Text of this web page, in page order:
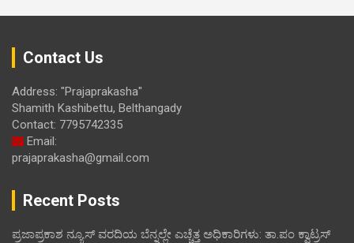
Contact Us
Address: "Prajaprakasha"
Shamith Kashibettu, Belthangady
Contact: 7795742335
Email:
prajaprakasha@gmail.com
Recent Posts
ಪ್ರಜಾಪ್ರಕಾಶ ನ್ಯೂಸ್ ವರದಿಯ ಬೆನ್ನಲ್ಲೇ ಎಚ್ಚೆತ್ತ ಅಧಿಕಾರಿಗಳು: ತಾ.ಪಂ ಕ್ವಾಟ್ರಸ್